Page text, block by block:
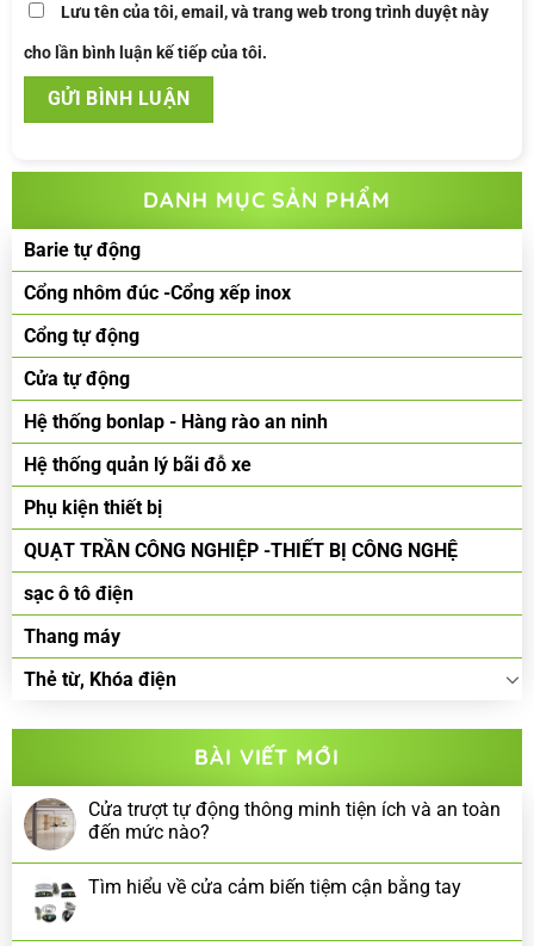
Lưu tên của tôi, email, và trang web trong trình duyệt này
cho lần bình luận kế tiếp của tôi.
DANH MỤC SẢN PHẨM
Barie tự động
Cổng nhôm đúc -Cổng xếp inox
Cổng tự động
Cửa tự động
Hệ thống bonlap - Hàng rào an ninh
Hệ thống quản lý bãi đỗ xe
Phụ kiện thiết bị
QUẠT TRẦN CÔNG NGHIỆP -THIẾT BỊ CÔNG NGHỆ
sạc ô tô điện
Thang máy
Thẻ từ, Khóa điện
BÀI VIẾT MỚI
Cửa trượt tự động thông minh tiện ích và an toàn
đến mức nào?
Tìm hiểu về cửa cảm biến tiệm cận bằng tay